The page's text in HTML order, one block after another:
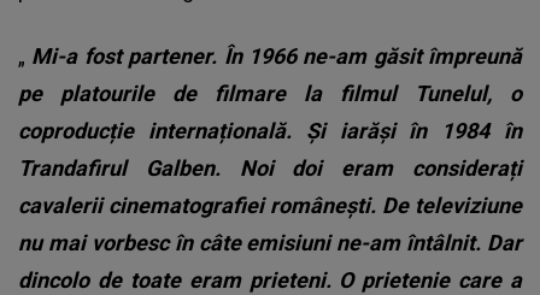
„ Mi-a fost partener. În 1966 ne-am găsit împreună
pe platourile de filmare la filmul Tunelul, o
coproducție internațională. Și iarăși în 1984 în
Trandafirul Galben. Noi doi eram considerați
cavalerii cinematografiei românești. De televiziune
nu mai vorbesc în câte emisiuni ne-am întâlnit. Dar
dincolo de toate eram prieteni. O prietenie care a